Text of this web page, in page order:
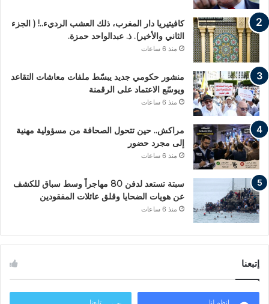
كافيتيريا دار المغرب، ذلك العشب الرديء..! ( الجزء
الثاني والأخير). ذ. عبدالواحد حمزة.
منذ 6 ساعات
منشور حكومي جديد يبسّط ملفات معاشات التقاعد
ويوسّع الاعتماد على الرقمنة
منذ 6 ساعات
مراكش.. حين تتحول الصحافة من مسؤولية مهنية
إلى مجرد حضور
منذ 6 ساعات
سبتة تستعد لدفن 80 مهاجراً وسط سباق للكشف
عن هويات الضحايا وقلق عائلات المفقودين
منذ 6 ساعات
إتبعنا
انظم لنا تابعنا